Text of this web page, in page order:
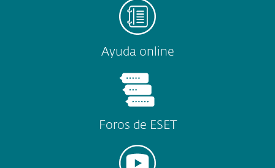
Ayuda online
Foros de ESET